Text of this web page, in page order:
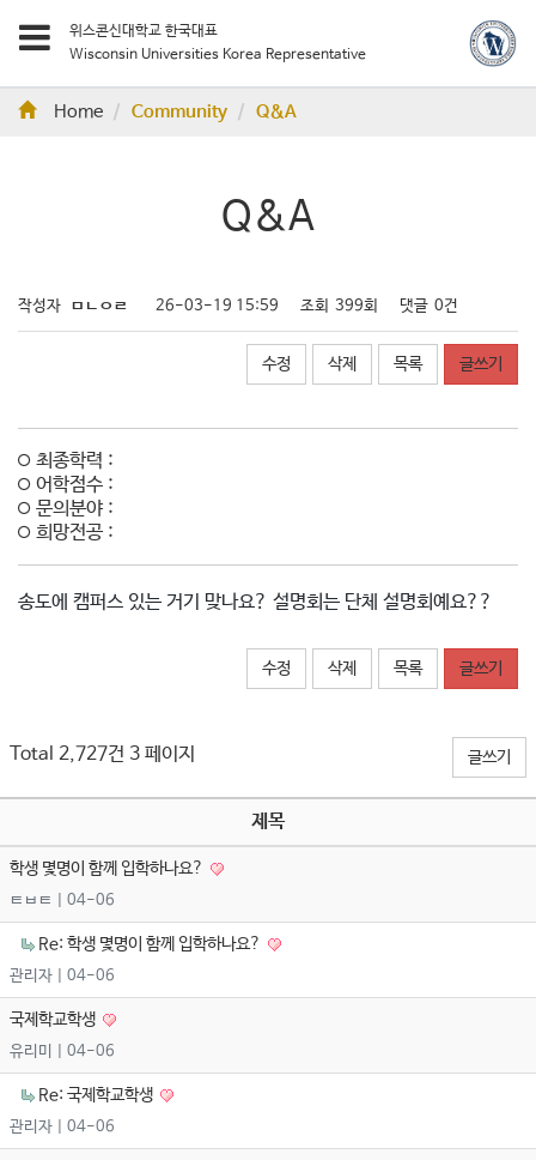
위스콘신대학교 한국대표
Wisconsin Universities Korea Representative
Home Community Q&A
Q&A
작성자 ㅁㄴㅇㄹ 26-03-19 15:59 조회 399회 댓글 0건
수정 삭제 목록 글쓰기
최종학력 :
어학점수 :
문의분야 :
희망전공 :
송도에 캠퍼스 있는 거기 맞나요? 설명회는 단체 설명회예요??
수정 삭제 목록 글쓰기
Total 2,727건 3 페이지 글쓰기
제목
학생 몇명이 함께 입학하나요?
ㅌㅂㅌ | 04-06
Re: 학생 몇명이 함께 입학하나요?
관리자 | 04-06
국제학교학생
유리미 | 04-06
Re: 국제학교학생
관리자 | 04-06